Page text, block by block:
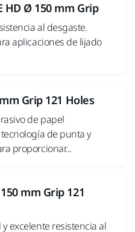
HD Ø 150 mm Grip
al desgaste.
aplicaciones de lijado
Grip 121 Holes
de papel
de punta y
proporcionar...
mm Grip 121
excelente resistencia al